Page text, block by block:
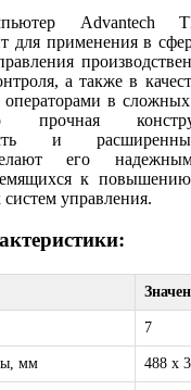
Advantech
для применения в
а также в
операторами в
прочная
и
его
к
управления.
7
мм 488 x